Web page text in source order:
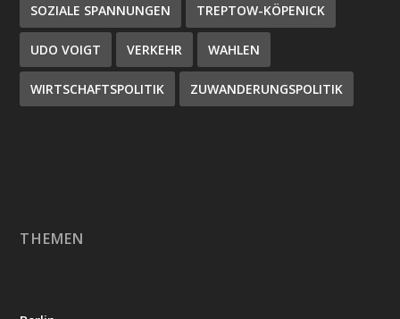
SOZIALE SPANNUNGEN TREPTOW-KÖPENICK
UDO VOIGT VERKEHR WAHLEN
WIRTSCHAFTSPOLITIK ZUWANDERUNGSPOLITIK
THEMEN